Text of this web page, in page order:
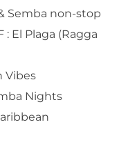
Semba non-stop
: El Plaga (Ragga
Vibes
Nights